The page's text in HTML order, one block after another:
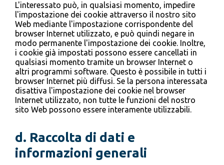
L'interessato può, in qualsiasi momento, impedire
l'impostazione dei cookie attraverso il nostro sito
Web mediante l'impostazione corrispondente del
browser Internet utilizzato, e può quindi negare in
modo permanente l'impostazione dei cookie. Inoltre,
i cookie già impostati possono essere cancellati in
qualsiasi momento tramite un browser Internet o
altri programmi software. Questo è possibile in tutti i
browser Internet più diffusi. Se la persona interessata
disattiva l'impostazione dei cookie nel browser
Internet utilizzato, non tutte le funzioni del nostro
sito Web possono essere interamente utilizzabili.
d. Raccolta di dati e
informazioni generali